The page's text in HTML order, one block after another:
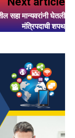
सहा मान्यवरांनी घेतली
मंत्रिपदाची शपथ